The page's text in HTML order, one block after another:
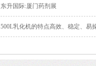
东升国际:厦门药剂展
500L乳化机的特点高效、稳定、易